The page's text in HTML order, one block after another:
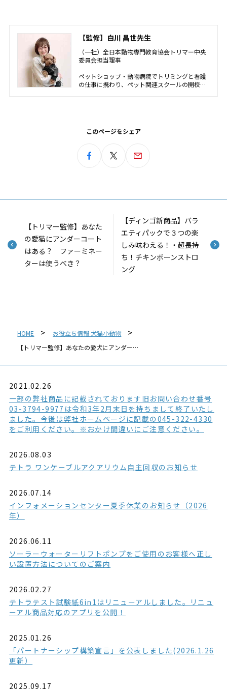
【監修】白川 昌世先生
（一社）全日本動物専門教育協会トリマー中央
委員会担当理事
ペットショップ・動物病院でトリミングと看護
の仕事に携わり、ペット関連スクールの開校・
掛けています。
このページをシェア
【トリマー監修】あなた
の愛猫にアンダーコート
はある？ ファーミネー
ターは使うべき？
【ディンゴ新商品】バラ
エティパックで３つの楽
しみ味わえる！・超長持
ち！チキンボーンストロ
ング
HOME
お役立ち情報 犬猫小動物
【トリマー監修】あなたの愛犬にアンダー…
2021.02.26
一部の弊社商品に記載されております旧お問い合わせ番号
03-3794-9977は令和3年2月末日を持ちまして終了いたし
ました。今後は弊社ホームページに記載の045-322-4330
をご利用ください。※おかけ間違いにご注意ください。
2026.08.03
テトラ ワンケーブルアクアリウム自主回収のお知らせ
2026.07.14
インフォメーションセンター夏季休業のお知らせ（2026
年）
2026.06.11
ソーラーウォーターリフトポンプをご使用のお客様へ正し
い設置方法についてのご案内
2026.02.27
テトラテスト試験紙6in1はリニューアルしました。リニュ
ーアル商品対応のアプリを公開！
2025.01.26
「パートナーシップ構築宣言」を公表しました(2026.1.26
更新）
2025.09.17